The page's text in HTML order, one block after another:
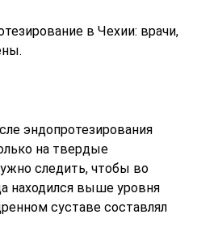
в Чехии: врачи,
эндопротезирования
на твердые
следить, чтобы во
находился выше уровня
суставе составлял